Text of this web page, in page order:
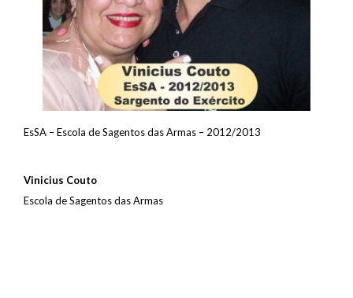
EsSA – Escola de Sagentos das Armas – 2012/2013
Vinicius Couto
Escola de Sagentos das Armas